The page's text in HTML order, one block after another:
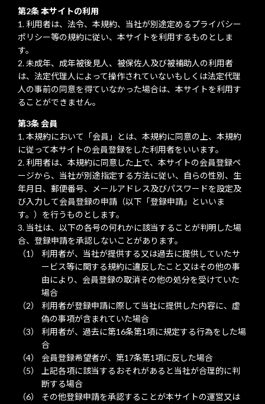
第2条 本サイトの利用
利用者は、法令、本規約、当社が別途定めるプライバシー
ポリシー等の規約に従い、本サイトを利用するものとしま
す。
未成年、成年被後見人、被保佐人及び被補助人の利用者
は、法定代理人によって操作されていないもしくは法定代理
人の事前の同意を得ていなかった場合は、本サイトを利用す
ることができません。
第3条 会員
本規約において「会員」とは、本規約に同意の上、本規約
に従って本サイトの会員登録をした利用者をいいます。
利用者は、本規約に同意した上で、本サイトの会員登録ペ
ージから、当社が別途指定する方法に従い、自らの性別、生
年月日、郵便番号、メールアドレス及びパスワードを設定及
び入力して会員登録の申請（以下「登録申請」といいま
す。）を行うものとします。
当社は、以下の各号の何れかに該当することが判明した場
合、登録申請を承認しないことがあります。
利用者が、当社が提供する又は過去に提供していたサ
ービス等に関する規約に違反したこと又はその他の事
由により、会員登録の取消その他の処分を受けていた
場合
利用者が登録申請に際して当社に提供した内容に、虚
偽の事項が含まれていた場合
利用者が、過去に第16条第1項に規定する行為をした場
合
会員登録希望者が、第17条第1項に反した場合
上記各項に該当するおそれがあると当社が合理的に判
断する場合
その他登録申請を承認することが本サイトの運営又は